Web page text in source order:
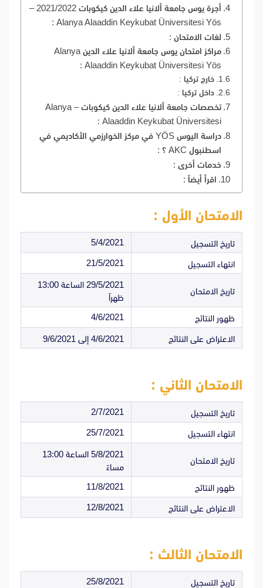
أجرة يوس جامعة ألانيا علاء الدين كيكوبات 2021/2022 –
Alanya Alaaddin Keykubat Üniversitesi Yös :
لغات الامتحان :
مراكز امتحان يوس جامعة ألانيا علاء الدين Alanya
Alaaddin Keykubat Üniversitesi Yös :
خارج تركيا :
داخل تركيا :
تخصصات جامعة ألانيا علاء الدين كيكوبات – Alanya
Alaaddin Keykubat Üniversitesi :
دراسة اليوس YÖS في مركز الخوارزمي الأكاديمي في
اسطنبول AKC ؟ :
خدمات أخرى :
اقرأ أيضاً :
الامتحان الأول :
تاريخ التسجيل 5/4/2021
انتهاء التسجيل 21/5/2021
تاريخ الامتحان
29/5/2021 الساعة 13:00
ظهراً
ظهور النتائج 4/6/2021
الاعتراض على النتائج 4/6/2021 إلى 9/6/2021
الامتحان الثاني :
تاريخ التسجيل 2/7/2021
انتهاء التسجيل 25/7/2021
تاريخ الامتحان
5/8/2021 الساعة 13:00
مساءً
ظهور النتائج 11/8/2021
الاعتراض على النتائج 12/8/2021
الامتحان الثالث :
تاريخ التسجيل 25/8/2021